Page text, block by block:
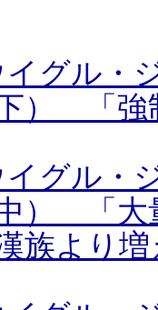
イグル
） 「強
イグル
） 「大
族より